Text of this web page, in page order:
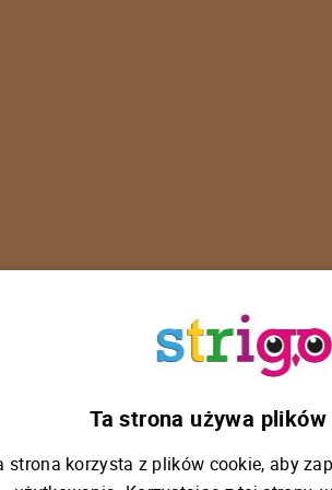
Ups!
Ta strona używa
strona korzysta z plików cookie, aby